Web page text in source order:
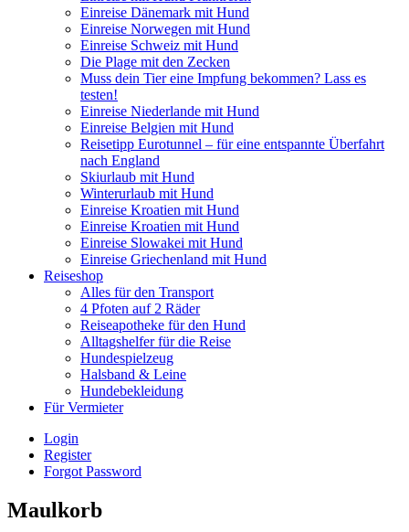
Einreise Dänemark mit Hund
Einreise Norwegen mit Hund
Einreise Schweiz mit Hund
Die Plage mit den Zecken
Muss dein Tier eine Impfung bekommen? Lass es
testen!
Einreise Niederlande mit Hund
Einreise Belgien mit Hund
Reisetipp Eurotunnel – für eine entspannte Überfahrt
nach England
Skiurlaub mit Hund
Winterurlaub mit Hund
Einreise Kroatien mit Hund
Einreise Kroatien mit Hund
Einreise Slowakei mit Hund
Einreise Griechenland mit Hund
Reiseshop
Alles für den Transport
4 Pfoten auf 2 Räder
Reiseapotheke für den Hund
Alltagshelfer für die Reise
Hundespielzeug
Halsband & Leine
Hundebekleidung
Für Vermieter
Login
Register
Forgot Password
Maulkorb